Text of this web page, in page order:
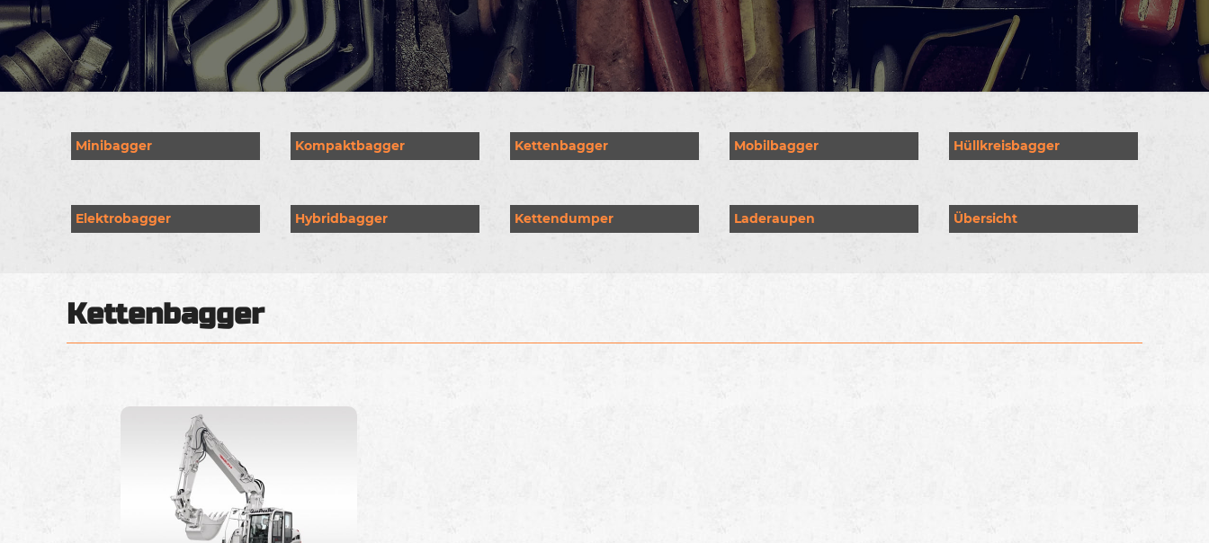
Minibagger Kompaktbagger Kettenbagger Mobilbagger Hüllkreisbagger
Elektrobagger Hybridbagger Kettendumper Laderaupen Übersicht
Kettenbagger